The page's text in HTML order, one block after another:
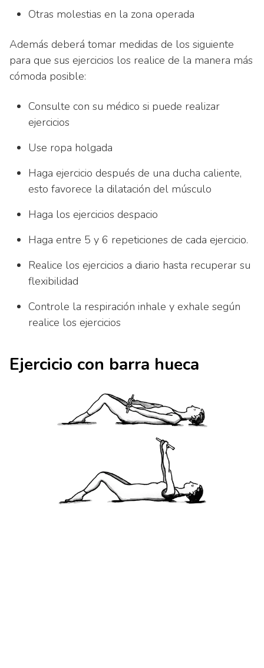
Otras molestias en la zona operada
Además deberá tomar medidas de los siguiente
para que sus ejercicios los realice de la manera más
cómoda posible:
Consulte con su médico si puede realizar
ejercicios
Use ropa holgada
Haga ejercicio después de una ducha caliente,
esto favorece la dilatación del músculo
Haga los ejercicios despacio
Haga entre 5 y 6 repeticiones de cada ejercicio.
Realice los ejercicios a diario hasta recuperar su
flexibilidad
Controle la respiración inhale y exhale según
realice los ejercicios
Ejercicio con barra hueca